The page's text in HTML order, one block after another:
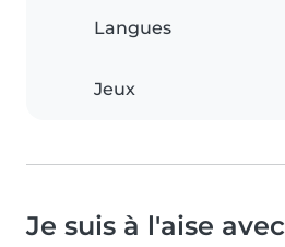
Langues
Jeux
Je suis à l'aise avec